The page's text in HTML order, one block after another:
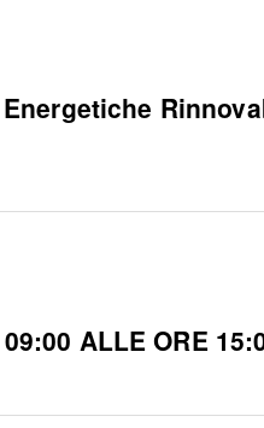
Energetiche
ALLE ORE